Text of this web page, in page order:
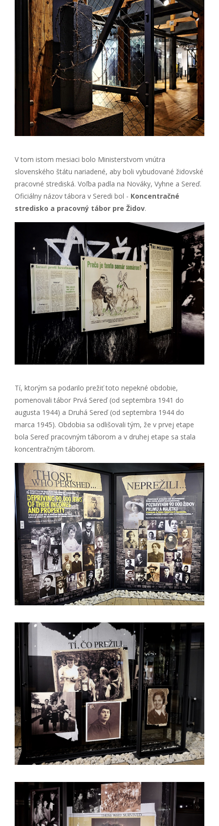
V tom istom mesiaci bolo Ministerstvom vnútra
slovenského štátu nariadené, aby boli vybudované židovské
pracovné strediská. Voľba padla na Nováky, Vyhne a Sereď.
Oficiálny názov tábora v Seredi bol - Koncentračné
stredisko a pracovný tábor pre Židov.
Tí, ktorým sa podarilo prežiť toto nepekné obdobie,
pomenovali tábor Prvá Sereď (od septembra 1941 do
augusta 1944) a Druhá Sereď (od septembra 1944 do
marca 1945). Obdobia sa odlišovali tým, že v prvej etape
bola Sereď pracovným táborom a v druhej etape sa stala
koncentračným táborom.